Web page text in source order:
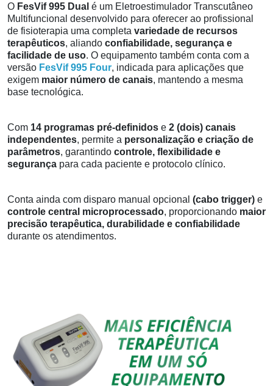
O FesVif 995 Dual é um Eletroestimulador Transcutâneo
Multifuncional desenvolvido para oferecer ao profissional
de fisioterapia uma completa variedade de recursos
terapêuticos, aliando confiabilidade, segurança e
facilidade de uso. O equipamento também conta com a
versão FesVif 995 Four, indicada para aplicações que
exigem maior número de canais, mantendo a mesma
base tecnológica.
Com 14 programas pré-definidos e 2 (dois) canais
independentes, permite a personalização e criação de
parâmetros, garantindo controle, flexibilidade e
segurança para cada paciente e protocolo clínico.
Conta ainda com disparo manual opcional (cabo trigger) e
controle central microprocessado, proporcionando maior
precisão terapêutica, durabilidade e confiabilidade
durante os atendimentos.